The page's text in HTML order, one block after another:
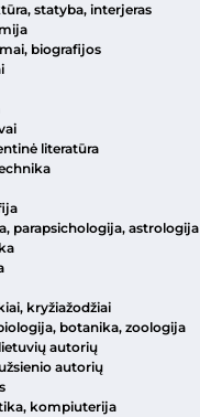
statyba, interjeras
biografijos
literatūra
parapsichologija, astrologija
kryžiažodžiai
botanika, zoologija
autorių
autorių
kompiuterija